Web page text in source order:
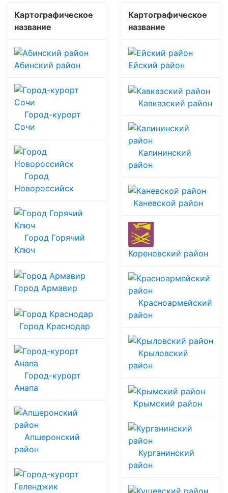
Картографическое
название
Абинский район
Город-курорт
Сочи
Город
Новороссийск
Город Горячий
Ключ
Город Армавир
Город Краснодар
Город-курорт
Анапа
Апшеронский
район
Картографическое
название
Ейский район
Кавказский район
Калининский
район
Каневской район
Кореновский район
Красноармейский
район
Крыловский
район
Крымский район
Курганинский
район